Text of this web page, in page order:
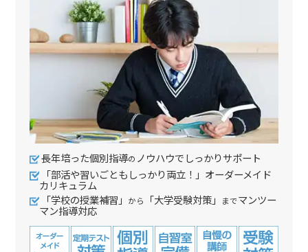
長年培った個別指導の ノウハウでしっかりサポート
「部活や習いごともしっかり両立！」オーダーメイド
カリキュラム
「学校の授業補習」
から 「大学受験対策」 までマンツー
マン指導対応